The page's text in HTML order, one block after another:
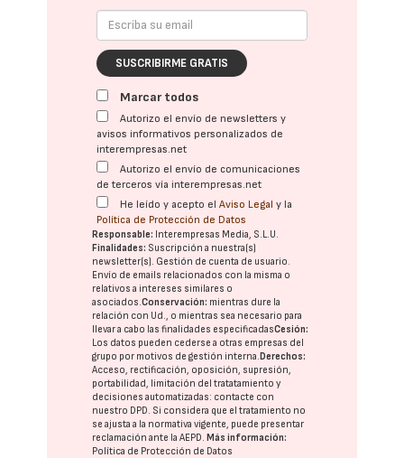
SUSCRIBIRME GRATIS
Marcar todos
Autorizo el envío de newsletters y
avisos informativos personalizados de
interempresas.net
Autorizo el envío de comunicaciones
de terceros vía interempresas.net
He leído y acepto elAviso Legal y la
Política de Protección de Datos
Responsable: Interempresas Media, S.L.U.
Finalidades: Suscripción a nuestra(s)
newsletter(s). Gestión de cuenta de usuario.
Envío de emails relacionados con la misma o
relativos a intereses similares o
asociados.Conservación: mientras dure la
relación con Ud., o mientras sea necesario para
llevar a cabo las finalidades especificadasCesión:
Los datos pueden cederse a otras empresas del
grupo por motivos de gestión interna.Derechos:
Acceso, rectificación, oposición, supresión,
portabilidad, limitación del tratatamiento y
decisiones automatizadas: contacte con
nuestro DPD . Si considera que el tratamiento no
se ajusta a la normativa vigente, puede presentar
reclamación ante laAEPD .Más información:
Política de Protección de Datos